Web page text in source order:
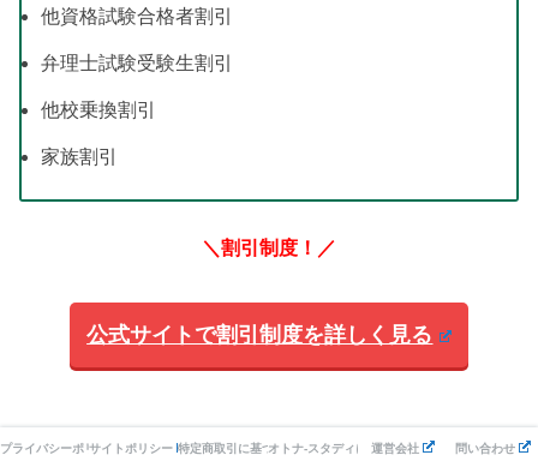
他資格試験合格者割引
弁理士試験受験生割引
他校乗換割引
家族割引
＼割引制度！／
公式サイトで割引制度を詳しく見る
プライバシーポリシーサイトポリシー 特定商取引に基づく表記オトナ-スタディについて
運営会社 問い合わせ